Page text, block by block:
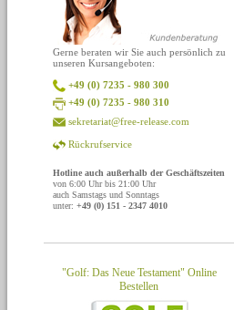
Gerne beraten wir Sie auch persönlich zu
unseren Kursangeboten:
+49 (0) 7235 - 980 300
+49 (0) 7235 - 980 310
sekretariat@free-release.com
Rückrufservice
Hotline auch außerhalb der Geschäftszeiten
von 6:00 Uhr bis 21:00 Uhr
auch Samstags und Sonntags
unter: +49 (0) 151 - 2347 4010
"Golf: Das Neue Testament" Online
Bestellen